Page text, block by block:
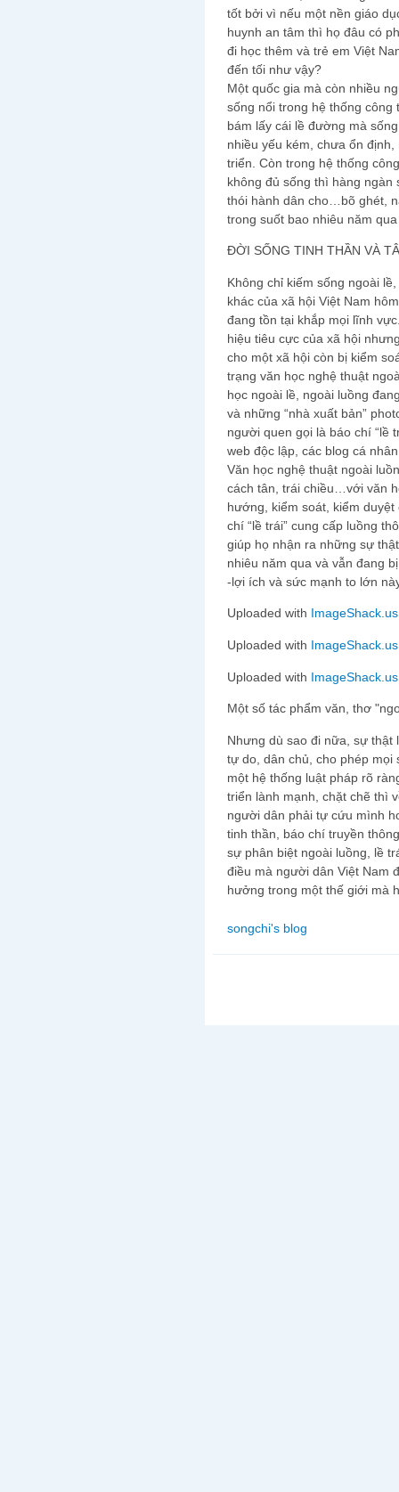
tốt bởi vì nếu một nền giáo
huynh an tâm thì họ đâu có
đi học thêm và trẻ em Việt
đến tối như vậy?
Một quốc gia mà còn nhiều
sống nổi trong hệ thống
bám lấy cái lề đường mà
nhiều yếu kém, chưa ổn
triển. Còn trong hệ thống
không đủ sống thì hàng
thói hành dân cho…bõ ghét,
trong suốt bao nhiêu năm
ĐỜI SỐNG TINH THẦN VÀ
Không chỉ kiếm sống ngoài
khác của xã hội Việt Nam
đang tồn tại khắp mọi lĩnh
hiệu tiêu cực của xã hội
cho một xã hội còn bị kiểm
trạng văn học nghệ thuật
học ngoài lề, ngoài luồng
và những “nhà xuất bản”
người quen gọi là báo chí “lề
web độc lập, các blog cá
Văn học nghệ thuật ngoài
cách tân, trái chiều…với văn
hướng, kiểm soát, kiểm
chí “lề trái” cung cấp luồng
giúp họ nhận ra những sự
nhiêu năm qua và vẫn đang
-lợi ích và sức mạnh to lớn
Uploaded with ImageShack.us
Uploaded with ImageShack.us
Uploaded with ImageShack.us
Một số tác phẩm văn, thơ
Nhưng dù sao đi nữa, sự thật
tự do, dân chủ, cho phép mọi
một hệ thống luật pháp rõ
triển lành mạnh, chặt chẽ thì
người dân phải tự cứu mình
tinh thần, báo chí truyền
sự phân biệt ngoài luồng, lề
điều mà người dân Việt Nam
hưởng trong một thế giới mà
songchi's blog